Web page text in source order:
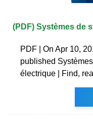
(PDF) Systèmes de
PDF | On Apr 10,
published
électrique | Find,